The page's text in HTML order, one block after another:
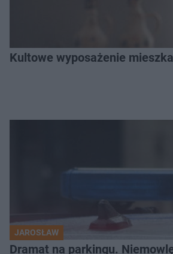
Kultowe wyposażenie
JAROSŁAW
Dramat na parkingu.